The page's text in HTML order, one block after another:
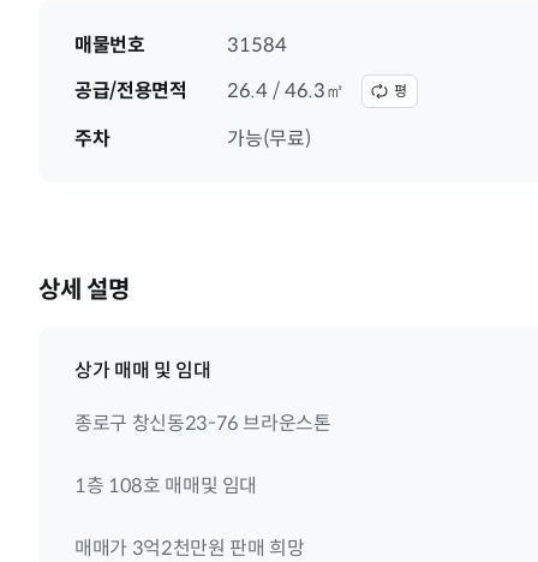
매물번호
31584
공급/전용면적
26.4 / 46.3㎡ 평
주차 가능(무료)
상세 설명
상가 매매 및 임대
종로구 창신동23-76 브라운스톤
1층 108호 매매및 임대
매매가 3억2천만원 판매 희망